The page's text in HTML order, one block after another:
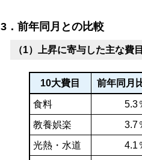
3．前年同月との比較
（1）上昇に寄与した主な費目
10大費目 前年同月
食料 5.3
教養娯楽
3.7
光熱・水道
4.1